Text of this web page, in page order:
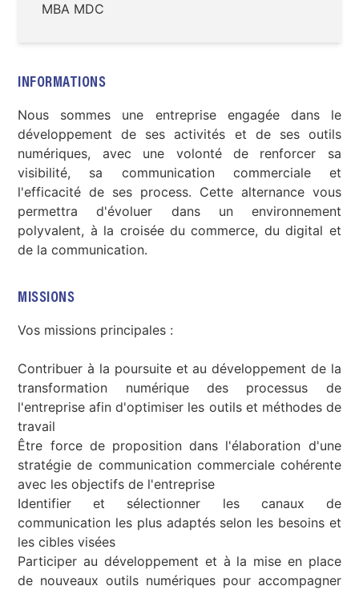
MBA MDC
INFORMATIONS
Nous sommes une entreprise engagée dans le
développement de ses activités et de ses outils
numériques, avec une volonté de renforcer sa
visibilité, sa communication commerciale et
l'efficacité de ses process. Cette alternance vous
permettra d'évoluer dans un environnement
polyvalent, à la croisée du commerce, du digital et
de la communication.
MISSIONS
Vos missions principales :
Contribuer à la poursuite et au développement de la
transformation numérique des processus de
l'entreprise afin d'optimiser les outils et méthodes de
travail
Être force de proposition dans l'élaboration d'une
stratégie de communication commerciale cohérente
avec les objectifs de l'entreprise
Identifier et sélectionner les canaux de
communication les plus adaptés selon les besoins et
les cibles visées
Participer au développement et à la mise en place
de nouveaux outils numériques pour accompagner